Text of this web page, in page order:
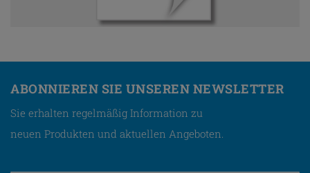
ABONNIEREN SIE UNSEREN NEWSLETTER
Sie erhalten regelmäßig Information zu
neuen Produkten und aktuellen Angeboten.